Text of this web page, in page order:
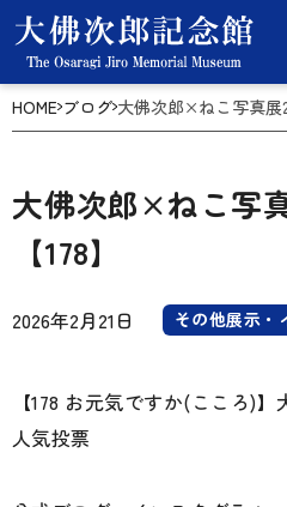
HOME ブログ 大佛次郎×ねこ写真展
大佛次郎×ねこ写
【178】
2026年2月21日 その他展示・
【178 お元気ですか(こころ)
人気投票